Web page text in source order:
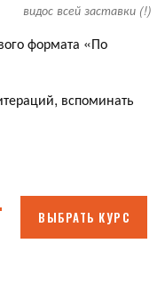
видос всей заставки (!)
формата «По
вспоминать